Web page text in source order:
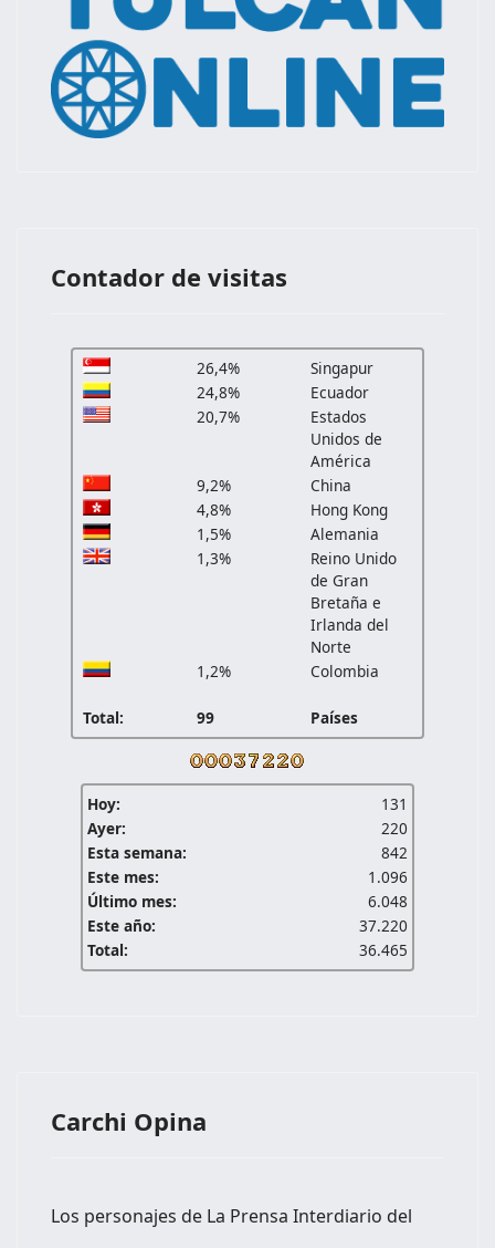
Contador de visitas
26,4%
Singapur
24,8%
Ecuador
20,7%
Estados
Unidos de
América
9,2%
China
4,8%
Hong Kong
1,5%
Alemania
1,3%
Reino Unido
de Gran
Bretaña e
Irlanda del
Norte
1,2%
Colombia
Total: 99 Países
Hoy:
131
Ayer:
220
Esta semana:
842
Este mes:
1.096
Último mes:
6.048
Este año:
37.220
Total:
36.465
Carchi Opina
Los personajes de La Prensa Interdiario del